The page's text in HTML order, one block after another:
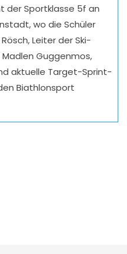
der Sportklasse 5f an
wo die Schüler
Leiter der Ski-
Guggenmos,
aktuelle Target-Sprint-
Biathlonsport